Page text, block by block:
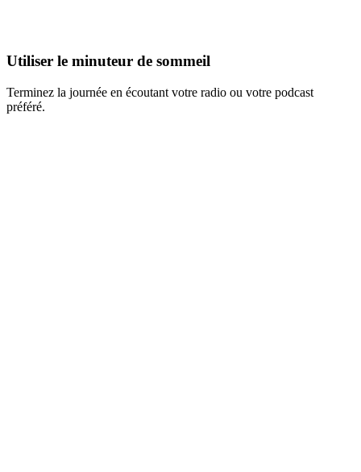
Utiliser le minuteur de sommeil
Terminez la journée en écoutant votre radio ou votre podcast
préféré.